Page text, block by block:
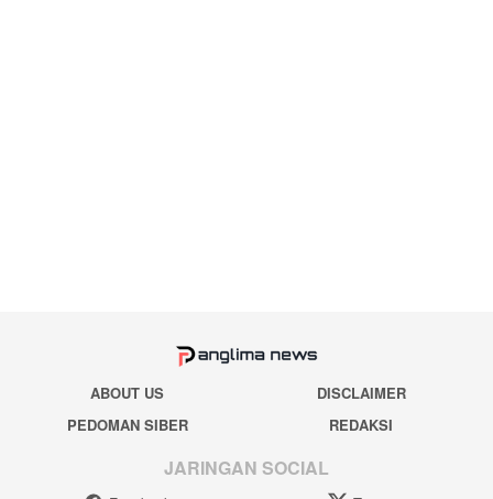
ABOUT US
DISCLAIMER
PEDOMAN SIBER
REDAKSI
JARINGAN SOCIAL